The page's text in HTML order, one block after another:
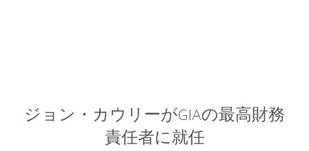
ジョン・カウリーがGIAの最高財務
責任者に就任